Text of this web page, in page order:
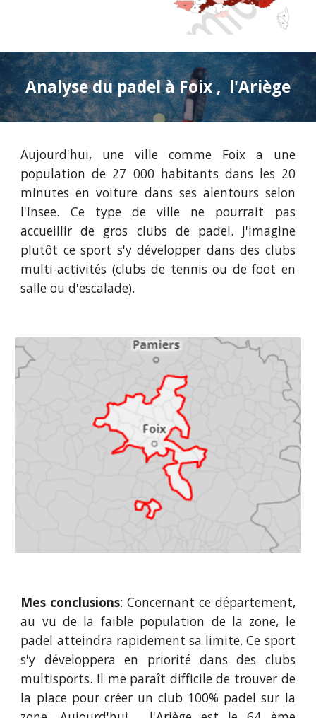
Analyse du padel àFoix,l'Ariège
Aujourd'hui, une ville comme Foixa une
population de 27 000 habitants dans les 20
minutes en voiture dans ses alentours selon
l'Insee. Ce type de ville ne pourrait pas
accueillir de gros clubs de padel. J'imagine
plutôt ce sport s'y développer dans des clubs
multi-activités (clubs de tennis ou de foot en
salle ou d'escalade).
Mes conclusions: Concernant ce département,
au vu de la faible population de la zone, le
padel atteindra rapidement sa limite.Ce sport
s'y développera en priorité dans des clubs
multisports. Il me paraît difficile de trouver de
la place pour créer un club 100% padel sur la